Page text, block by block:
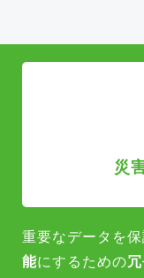
災
重要なデータを
能にするための